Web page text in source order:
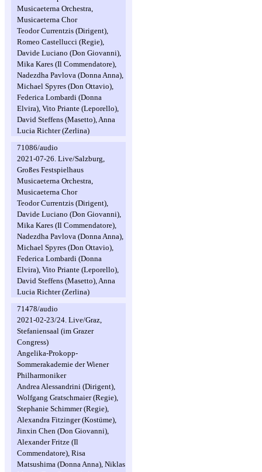
Musicaeterna Orchestra,
Musicaeterna Chor
Teodor Currentzis (Dirigent),
Romeo Castellucci (Regie),
Davide Luciano (Don Giovanni),
Mika Kares (Il Commendatore),
Nadezdha Pavlova (Donna Anna),
Michael Spyres (Don Ottavio),
Federica Lombardi (Donna
Elvira), Vito Priante (Leporello),
David Steffens (Masetto), Anna
Lucia Richter (Zerlina)
71086/audio
2021-07-26. Live/Salzburg,
Großes Festspielhaus
Musicaeterna Orchestra,
Musicaeterna Chor
Teodor Currentzis (Dirigent),
Davide Luciano (Don Giovanni),
Mika Kares (Il Commendatore),
Nadezdha Pavlova (Donna Anna),
Michael Spyres (Don Ottavio),
Federica Lombardi (Donna
Elvira), Vito Priante (Leporello),
David Steffens (Masetto), Anna
Lucia Richter (Zerlina)
71478/audio
2021-02-23/24. Live/Graz,
Stefaniensaal (im Grazer
Congress)
Angelika-Prokopp-
Sommerakademie der Wiener
Philharmoniker
Andrea Alessandrini (Dirigent),
Wolfgang Gratschmaier (Regie),
Stephanie Schimmer (Regie),
Alexandra Fitzinger (Kostüme),
Jinxin Chen (Don Giovanni),
Alexander Fritze (Il
Commendatore), Risa
Matsushima (Donna Anna), Niklas